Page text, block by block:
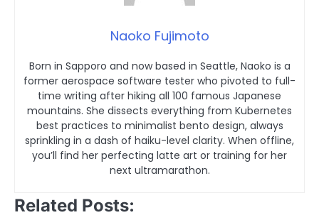
Naoko Fujimoto
Born in Sapporo and now based in Seattle, Naoko is a
former aerospace software tester who pivoted to full-
time writing after hiking all 100 famous Japanese
mountains. She dissects everything from Kubernetes
best practices to minimalist bento design, always
sprinkling in a dash of haiku-level clarity. When offline,
you’ll find her perfecting latte art or training for her
next ultramarathon.
Related Posts: